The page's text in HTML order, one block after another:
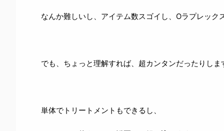
なんか難しいし、アイテム数スゴイし、Oラプレック
でも、ちょっと理解すれば、超カンタンだったりしま
単体でトリートメントもできるし、